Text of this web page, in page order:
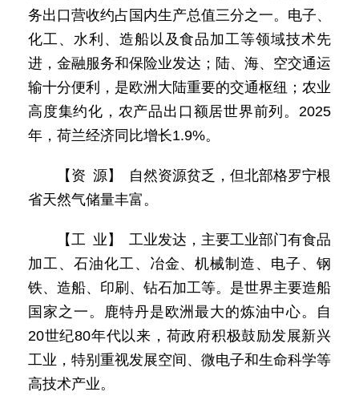
务出口营收约占国内生产总值三分之一。电子、
化工、水利、造船以及食品加工等领域技术先
进，金融服务和保险业发达；陆、海、空交通运
输十分便利，是欧洲大陆重要的交通枢纽；农业
高度集约化，农产品出口额居世界前列。2025
年，荷兰经济同比增长1.9%。
【资 源】 自然资源贫乏，但北部格罗宁根
省天然气储量丰富。
【工 业】 工业发达，主要工业部门有食品
加工、石油化工、冶金、机械制造、电子、钢
铁、造船、印刷、钻石加工等。是世界主要造船
国家之一。鹿特丹是欧洲最大的炼油中心。自
20世纪80年代以来，荷政府积极鼓励发展新兴
工业，特别重视发展空间、微电子和生命科学等
高技术产业。